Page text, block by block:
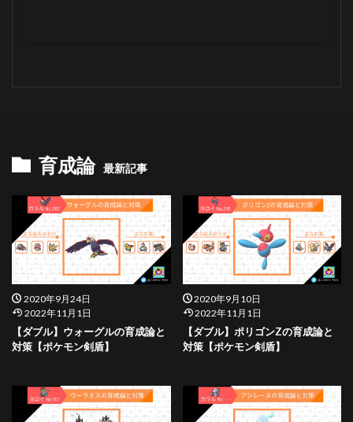
育成論 最新記事
2020年9月24日
2022年11月1日
【ダブル】ウォーグルの育成論と
対策【ポケモン剣盾】
2020年9月10日
2022年11月1日
【ダブル】ポリゴンZの育成論と
対策【ポケモン剣盾】